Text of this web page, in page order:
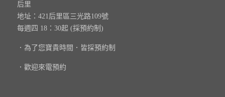
后里
地址：421后里區三光路109號
每週四 18：30起 (採預約制)
．為了您寶貴時間．皆採預約制
．歡迎來電預約